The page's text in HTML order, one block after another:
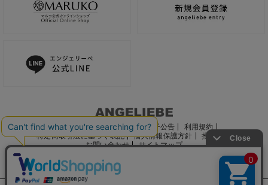
ご利用ガイド 会社概要 電子公告
利用規約
特定商取引法に基づく表記
個人情報保護方針
推奨環境
お問い合わせ
サイトマップ